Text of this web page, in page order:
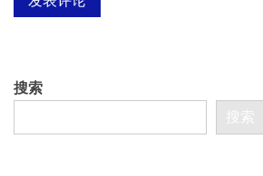
搜索
搜索